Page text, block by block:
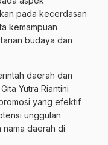
pada kecerdasan
kemampuan
budaya dan
daerah dan
Yutra Riantini
yang efektif
unggulan
nama daerah di